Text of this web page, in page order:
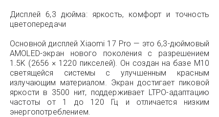
Дисплей 6,3 дюйма: яркость, комфорт и точность
цветопередачи
Основной дисплей Xiaomi 17 Pro — это 6,3-дюймовый
AMOLED-экран нового поколения с разрешением
1.5K (2656 × 1220 пикселей). Он создан на базе M10
светящейся системы с улучшенным красным
излучающим материалом. Экран достигает пиковой
яркости в 3500 нит, поддерживает LTPO-адаптацию
частоты от 1 до 120 Гц и отличается низким
энергопотреблением.